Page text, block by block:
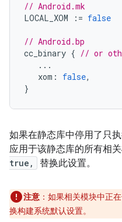
// Android.mk
LOCAL_XOM
:= false
// Android.bp
cc_binary { // or
...
xom : false,
}
如果在静态库中停用了只
应用于该静态库的所有相
true,
替换此设置。
注意 ：如果相关模块中正
换构建系统默认设置。